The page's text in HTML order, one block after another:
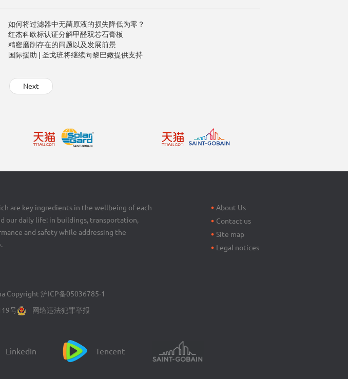
如何将过滤器中无菌原液的损失降低为零？
红杰科欧标认证分解甲醛双芯石膏板
精密磨削存在的问题以及发展前景
国际援助 | 圣戈班将继续向黎巴嫩提供支持
Next
are key ingredients in the wellbeing of each
our daily life: in buildings, transportation,
and safety while addressing the
About Us
Contact us
Site map
Legal notices
Copyright 沪ICP备05036785-1
号
网络违法犯罪举报
LinkedIn Tencent